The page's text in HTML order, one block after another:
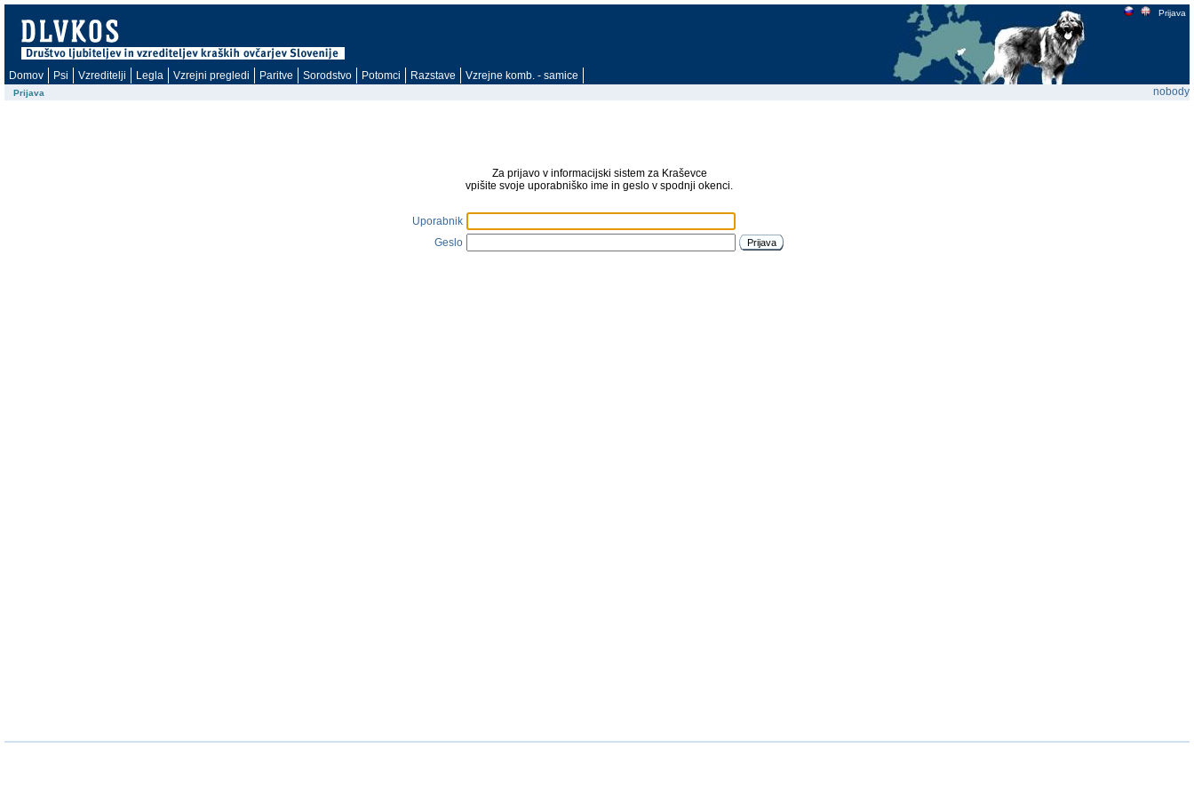
Prijava
Domov Psi Vzreditelji Legla Vzrejni pregledi Paritve Sorodstvo Potomci Razstave Vzrejne komb. - samice
Prijava nobody
Za prijavo v informacijski sistem za Kraševce
vpišite svoje uporabniško ime in geslo v spodnji okenci.
Uporabnik
Geslo
Prijava